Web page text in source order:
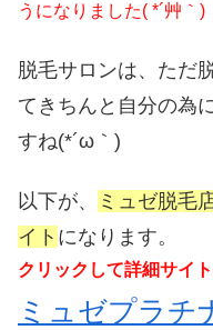
うになりました( *´艸｀)
脱毛サロンは、ただ
てきちんと自分の為
すね(*´ω｀)
以下が、 ミュゼ脱毛
イト になります。
クリックして詳細サイト
ミュゼプラチ